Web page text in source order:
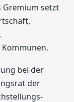
Gremium setzt
bei der
der